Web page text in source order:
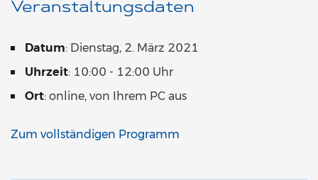
Veranstaltungsdaten
Datum: Dienstag, 2. März 2021
Uhrzeit: 10:00 - 12:00 Uhr
Ort: online, von Ihrem PC aus
Zum vollständigen Programm